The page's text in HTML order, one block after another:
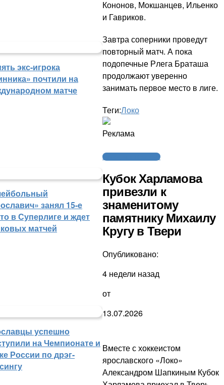
экс-игрока
почтили на
матче
занял 15-е
в Суперлиге и ждет
матчей
успешно
на Чемпионате и
России по дрэг-
Кононов, Мокшанцев, Ильенко
и Гавриков.
Завтра соперники проведут
повторный матч. А пока
подопечные Рлега Браташа
продолжают уверенно
занимать первое место в лиге.
Теги:Локо
Реклама
Молодежный хоккей
Кубок Харламова
привезли к
знаменитому
памятнику Михаилу
Кругу в Твери
Опубликовано:
4 недели назад
от
13.07.2026
Вместе с хоккеистом
ярославского «Локо»
Александром Шапкиным Кубок